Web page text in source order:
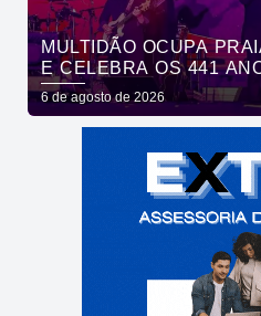
MULTIDÃO OCUPA
E CELEBRA OS 441
SHOWS DE ROUPA
6 de agosto de 2026